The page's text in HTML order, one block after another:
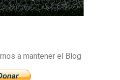
a mantener el Blog